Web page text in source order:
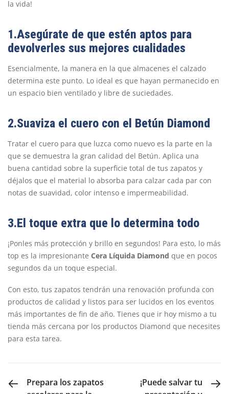
la vida!
1.Asegúrate de que estén aptos para
devolverles sus mejores cualidades
Esencialmente, la manera en la que almacenes el calzado
determina este punto. Lo ideal es que hayan permanecido en
un espacio bien ventilado y libre de suciedades.
2.Suaviza el cuero con el Betún Diamond
Tratar el cuero para que luzca como nuevo es la parte en la
que se demuestra la gran calidad del Betún. Aplica una
buena cantidad sobre la superficie total de tus zapatos y
déjalos que el material lo absorba para calzar cada par con
notas de suavidad, color intenso e impermeabilidad.
3.El toque extra que lo determina todo
¡Ponles más protección y brillo en segundos! Para esto, lo más
top es la impresionante Cera Líquida Diamond que en pocos
segundos da un toque especial.
Con esto, tus zapatos tendrán una renovación profunda con
productos de calidad y listos para ser lucidos en los eventos
más importantes de fin de año. Tienes que ir hoy mismo a tu
tienda más cercana por los productos Diamond que necesites
para esta tarea.
PREVIOUS POST
Prepara los zapatos
NEXT POST
¡Puede salvar tu